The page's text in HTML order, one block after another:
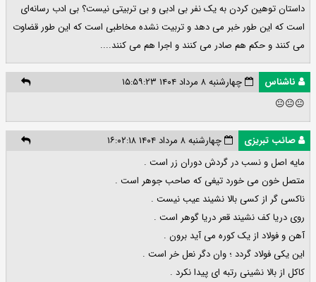
داستان توهین کردن به یک نفر بی ادبی و بی تربیتی نیست؟ بی ادب رسانه‌ای
است که این طور خبر می دهد و تربیت نشده مخاطبی است که این طور قضاوت
می کنند و حکم هم صادر می کنند و اجرا هم می کنند....
ناشناس
چهارشنبه ۸ مرداد ۱۴۰۴ ۱۵:۵۹:۲۳
😐😐😐
صائب تبریزی
چهارشنبه ۸ مرداد ۱۴۰۴ ۱۶:۰۲:۱۸
مایه اصل و نسب در گردش دوران زر است .
متصل خون می خورد تیغی که صاحب جوهر است .
ناکسی گر از کسی بالا نشیند عیب نیست .
روی دریا کف نشیند قعر دریا گوهر است .
آهن و فولاد از یک کوره می آید برون .
این یکی فولاد گردد ؛ وان دگر نعل خر است .
کاکل از بالا نشینی رتبه ای پیدا نکرد .